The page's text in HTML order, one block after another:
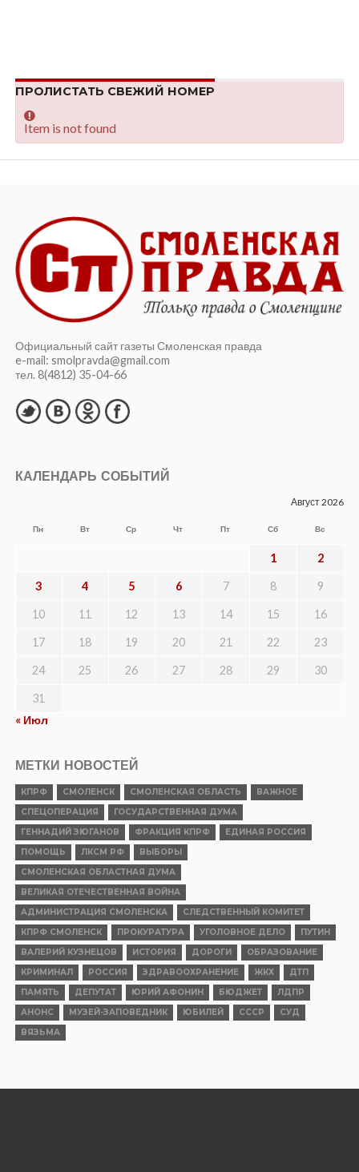
ПРОЛИСТАТЬ СВЕЖИЙ НОМЕР
Item is not found
Официальный сайт газеты Смоленская правда
e-mail: smolpravda@gmail.com
тел. 8(4812) 35-04-66
КАЛЕНДАРЬ СОБЫТИЙ
Август 2026
Пн Вт Ср Чт Пт Сб Вс
1 2
3 4 5 6 7 8 9
10 11 12 13 14 15 16
17 18 19 20 21 22 23
24 25 26 27 28 29 30
31
« Июл
МЕТКИ НОВОСТЕЙ
КПРФ СМОЛЕНСК СМОЛЕНСКАЯ ОБЛАСТЬ
ВАЖНОЕ
СПЕЦОПЕРАЦИЯ
ГОСУДАРСТВЕННАЯ ДУМА
ГЕННАДИЙ ЗЮГАНОВ
ФРАКЦИЯ КПРФ
ЕДИНАЯ РОССИЯ
ПОМОЩЬ
ЛКСМ РФ
ВЫБОРЫ
СМОЛЕНСКАЯ ОБЛАСТНАЯ ДУМА
ВЕЛИКАЯ ОТЕЧЕСТВЕННАЯ ВОЙНА
АДМИНИСТРАЦИЯ СМОЛЕНСКА
СЛЕДСТВЕННЫЙ КОМИТЕТ
КПРФ СМОЛЕНСК
ПРОКУРАТУРА УГОЛОВНОЕ ДЕЛО
ПУТИН
ВАЛЕРИЙ КУЗНЕЦОВ
ИСТОРИЯ ДОРОГИ
ОБРАЗОВАНИЕ
КРИМИНАЛ
РОССИЯ ЗДРАВООХРАНЕНИЕ ЖКХ
ДТП
ПАМЯТЬ
ДЕПУТАТ ЮРИЙ АФОНИН БЮДЖЕТ
ЛДПР
АНОНС
МУЗЕЙ-ЗАПОВЕДНИК ЮБИЛЕЙ СССР
СУД
ВЯЗЬМА